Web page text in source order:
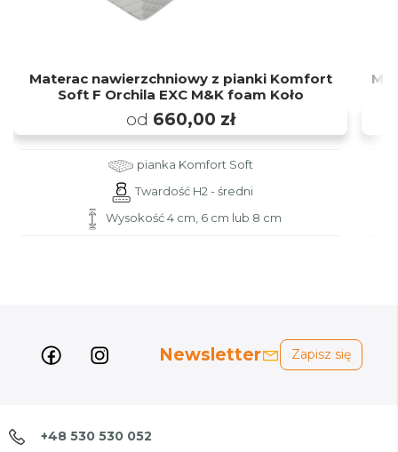
Materac nawierzchniowy z pianki Komfort
Soft F Orchila EXC M&K foam Koło
od 660,00 zł
pianka Komfort Soft
Twardość H2 - średni
Wysokość 4 cm, 6 cm lub 8 cm
Newsletter Zapisz się
+48 530 530 052